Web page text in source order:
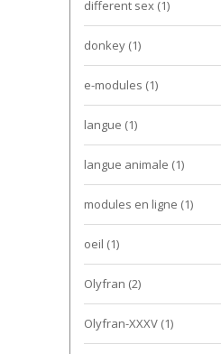
different sex (1)
donkey (1)
e-modules (1)
langue (1)
langue animale (1)
modules en ligne (1)
oeil (1)
Olyfran (2)
Olyfran-XXXV (1)